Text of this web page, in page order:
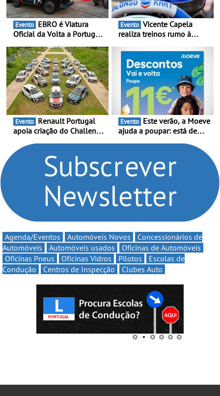
Evento
Oficial da Volta a Portugal
presença nacional ao lado
da mítica prova de ciclismo
e leva a sua gama SUV
multi-energia às estradas
de Portugal
Evento
realiza treinos rumo à
Portugal Karting e mira boa
estreia - O Campeonato
Portugal Karting 2026
decorre entre 1 de Março e
6 de Setembro
Evento
apoia criação do Challenge
compromisso com o
automobilismo nacional
continua em 2026
Evento
ajuda a poupar: está de
Volta” com descontos de
Agenda/Eventos Automóveis Novos
Concessionários de
Automóveis
Automóveis usados
Oficinas de Automóveis
Oficinas Pneus
Oficinas Vidros Pilotos
Escolas de
Condução
Centros de Inspecção Clubes Auto